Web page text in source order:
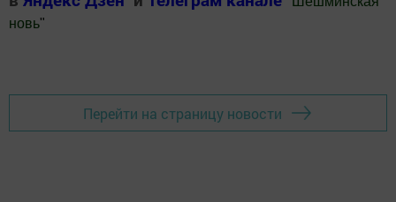
новь"
Перейти на страницу новости